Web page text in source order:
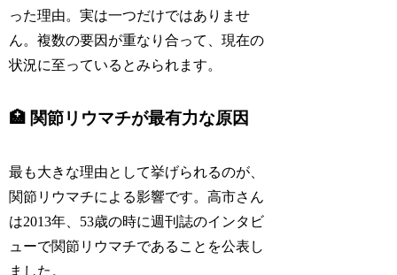
った理由。実は一つだけではありませ
ん。複数の要因が重なり合って、現在の
状況に至っているとみられます。
🏥 関節リウマチが最有力な原因
最も大きな理由として挙げられるのが、
関節リウマチによる影響です。高市さん
は2013年、53歳の時に週刊誌のインタビ
ューで関節リウマチであることを公表し
ました。